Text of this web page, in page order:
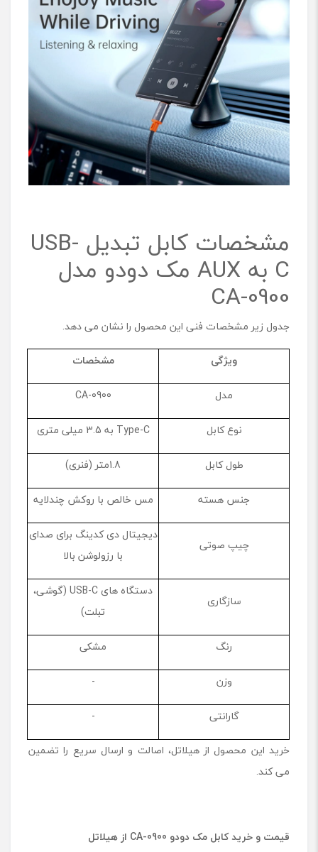
مشخصات کابل تبدیل USB-
C به AUX مک دودو مدل
CA-0900
جدول زیر مشخصات فنی این محصول را نشان می دهد.
ویژگی
مشخصات
مدل
CA-0900
نوع کابل
Type-C به 3.5 میلی ‌متری
طول کابل
1.8متر (فنری)
جنس هسته
مس خالص با روکش چندلایه
چیپ صوتی
دیجیتال دی ‌کدینگ برای صدای
با رزولوشن بالا
سازگاری
دستگاه‌ های USB-C (گوشی،
تبلت)
رنگ
مشکی
وزن
-
گارانتی
-
خرید این محصول از هیلاتل، اصالت و ارسال سریع را تضمین
می کند.
قیمت و خرید کابل مک دودو
از هیلاتل